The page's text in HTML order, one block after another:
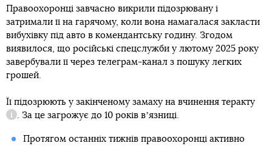
Правоохоронці завчасно викрили підозрювану і
затримали її на гарячому, коли вона намагалася закласти
вибухівку під авто в комендантську годину. Згодом
виявилося, що російські спецслужби у лютому 2025 року
завербували її через телеграм-канал з пошуку легких
грошей.
Її підозрюють у закінченому замаху на вчинення теракту
Довідка
. За це загрожує до 10 років вʼязниці.
Протягом останніх тижнів правоохоронці активно